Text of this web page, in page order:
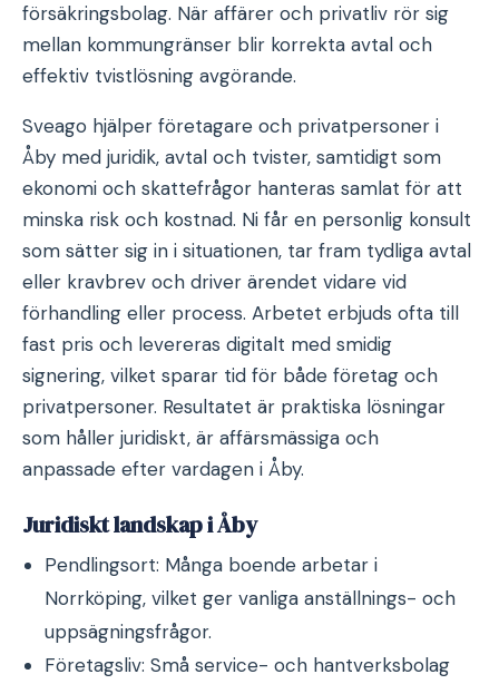
försäkringsbolag. När affärer och privatliv rör sig
mellan kommungränser blir korrekta avtal och
effektiv tvistlösning avgörande.
Sveago hjälper företagare och privatpersoner i
Åby med juridik, avtal och tvister, samtidigt som
ekonomi och skattefrågor hanteras samlat för att
minska risk och kostnad. Ni får en personlig konsult
som sätter sig in i situationen, tar fram tydliga avtal
eller kravbrev och driver ärendet vidare vid
förhandling eller process. Arbetet erbjuds ofta till
fast pris och levereras digitalt med smidig
signering, vilket sparar tid för både företag och
privatpersoner. Resultatet är praktiska lösningar
som håller juridiskt, är affärsmässiga och
anpassade efter vardagen i Åby.
Juridiskt landskap i Åby
Pendlingsort: Många boende arbetar i
Norrköping, vilket ger vanliga anställnings- och
uppsägningsfrågor.
Företagsliv: Små service- och hantverksbolag